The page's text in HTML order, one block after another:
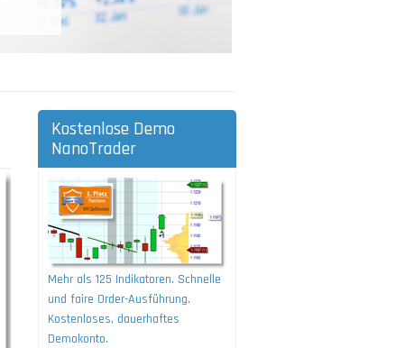
Kostenlose Demo
NanoTrader
Mehr als 125 Indikatoren. Schnelle
und faire Order-Ausführung.
Kostenloses, dauerhaftes
Demokonto.